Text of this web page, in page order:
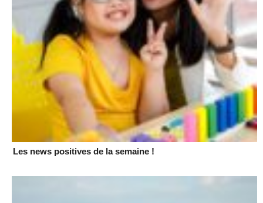
Les news positives de la semaine !